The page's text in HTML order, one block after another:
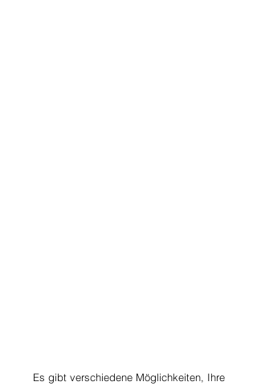
Es gibt verschiedene Möglichkeiten, Ihre